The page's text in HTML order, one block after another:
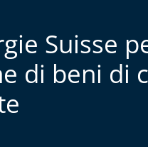
Suisse
di beni di